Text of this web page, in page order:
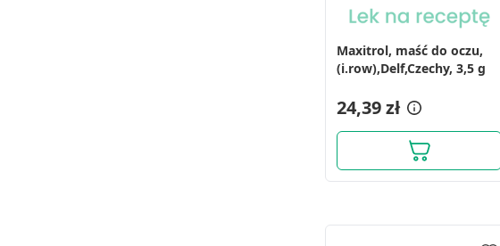
Maxitrol, maść do oczu,
(i.row),Delf,Czechy, 3,5 g
24,39 zł